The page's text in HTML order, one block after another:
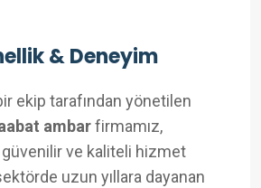
& Deneyim
ekip tarafından yönetilen
ambarfirmamız,
ve kaliteli hizmet
uzun yıllara dayanan